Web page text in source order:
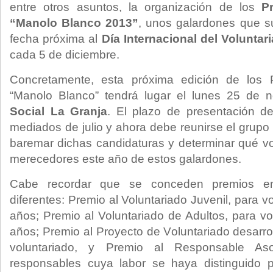
entre otros asuntos, la organización de los
“Manolo Blanco 2013”, unos galardones que
fecha próxima al Día Internacional del
cada 5 de diciembre.
Concretamente, esta próxima edición de los
“Manolo Blanco” tendrá lugar el lunes 25 de
Social La Granja. El plazo de presentación
mediados de julio y ahora debe reunirse el
baremar dichas candidaturas y determinar qué
merecedores este año de estos galardones.
Cabe recordar que se conceden premios
diferentes: Premio al Voluntariado Juvenil, para
años; Premio al Voluntariado de Adultos, para
años; Premio al Proyecto de Voluntariado
voluntariado, y Premio al Responsable
responsables cuya labor se haya distinguido